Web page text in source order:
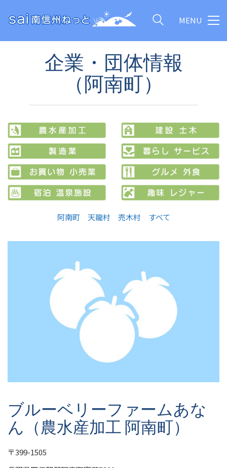
MENU
企業・団体情報
（阿南町）
阿南町 天龍村 売木村 すべて
ブルーベリーファームあな
ん（農水産加工 阿南町）
〒399-1505